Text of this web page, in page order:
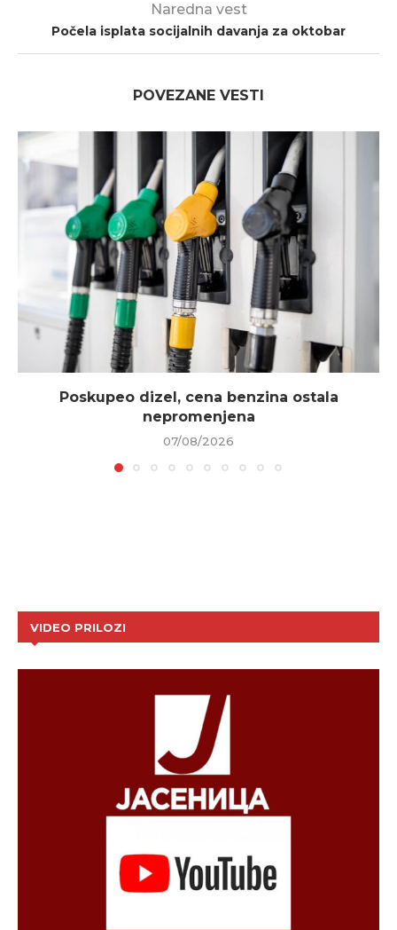
Naredna vest
Počela isplata socijalnih davanja za oktobar
POVEZANE VESTI
Poskupeo dizel, cena benzina ostala
nepromenjena
07/08/2026
VIDEO PRILOZI